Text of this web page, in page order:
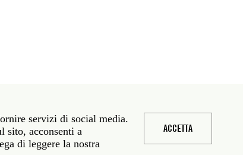
751 7220
servizi di social media.
sito, acconsenti a
di leggere la nostra
ACCETTA